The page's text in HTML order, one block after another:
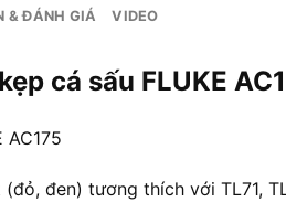
& ĐÁNH GIÁ VIDEO
cá sấu FLUKE
AC175
đen) tương thích với TL71,